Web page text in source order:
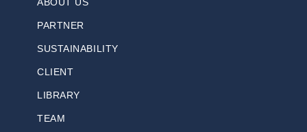
PARTNER
SUSTAINABILITY
CLIENT
LIBRARY
TEAM